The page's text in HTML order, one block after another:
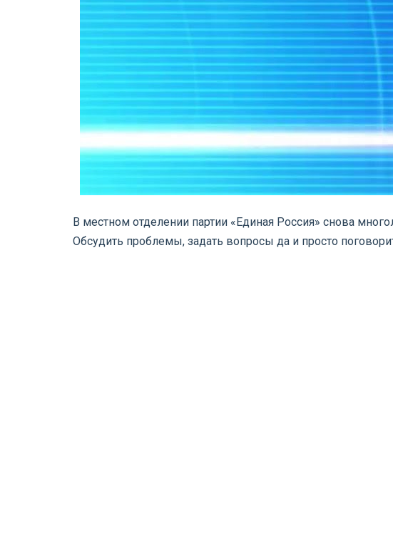
В местном отделении партии «Единая Россия» снова
Обсудить проблемы, задать вопросы да и просто